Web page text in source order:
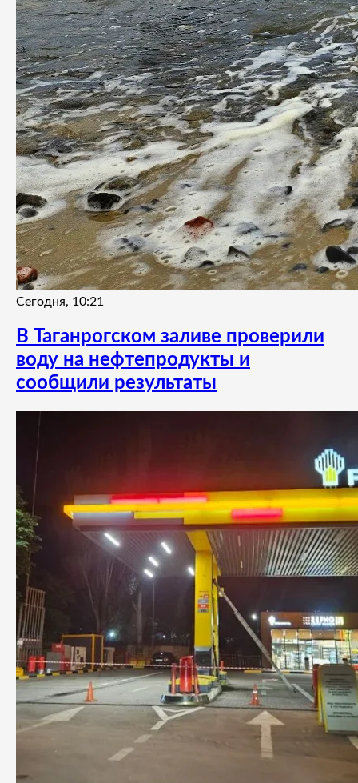
Сегодня, 10:21
В Таганрогском заливе проверили
воду на нефтепродукты и
сообщили результаты